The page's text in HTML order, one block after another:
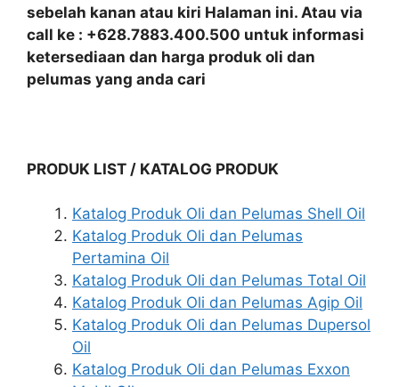
sebelah kanan atau kiri Halaman ini. Atau via
call ke : +628.7883.400.500 untuk informasi
ketersediaan dan harga produk oli dan
pelumas yang anda cari
PRODUK LIST / KATALOG PRODUK
Katalog Produk Oli dan Pelumas Shell Oil
Katalog Produk Oli dan Pelumas
Pertamina Oil
Katalog Produk Oli dan Pelumas Total Oil
Katalog Produk Oli dan Pelumas Agip Oil
Katalog Produk Oli dan Pelumas Dupersol
Oil
Katalog Produk Oli dan Pelumas Exxon